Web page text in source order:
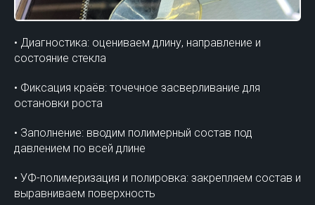
• Диагностика: оцениваем длину, направление и
состояние стекла
• Фиксация краёв: точечное засверливание для
остановки роста
• Заполнение: вводим полимерный состав под
давлением по всей длине
• УФ-полимеризация и полировка: закрепляем состав и
выравниваем поверхность